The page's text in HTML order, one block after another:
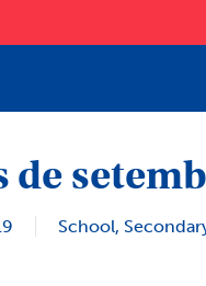
de
School,